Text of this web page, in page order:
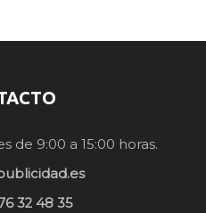
de 9:00 a 15:00 horas.
32 48 35